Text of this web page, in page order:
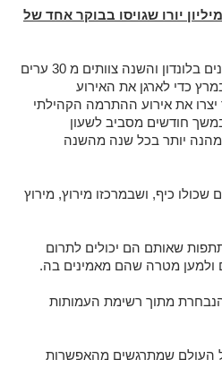
10,000 רצים ומעל מיליון יורו שגויסו בבוקר אחד של
יריית הפתיחה של הפרויקט הייתה לפני כ12 שנים בלונדון והשנה צוותים מ 30 ערים
כדי לארגן את האירוע
את אירוע ההתרמה הקהילתי
חודשים מסביב לשעון
יותר בכל שנה מהשנה
כיף, ושבמרכזו מירוץ, מירוץ
שאותם הם יכולים לתרום
ולמען מטרה שהם מאמינים בה.
הנבחרת מתוך רשימת העמותות
העולם שמתרגשים מהאפשרות